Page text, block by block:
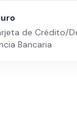
de Crédito/
Bancaria